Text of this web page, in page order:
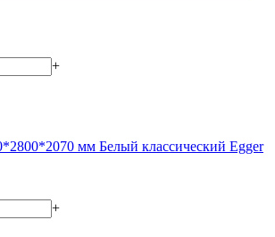
+
мм Белый классический Egger
+